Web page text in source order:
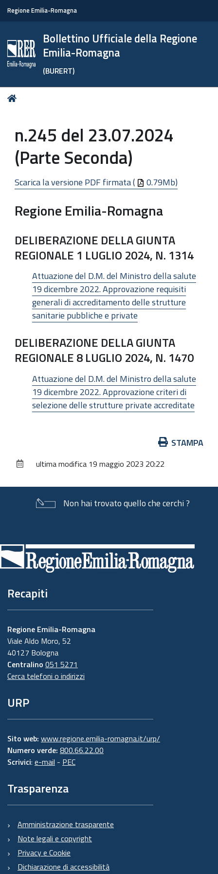
Regione Emilia-Romagna
Bollettino Ufficiale della Regione
Emilia-Romagna
(BURERT)
Tu
n.245 del 23.07.2024
(Parte Seconda)
Scarica la versione PDF firmata ( 0.79Mb)
Regione Emilia-Romagna
DELIBERAZIONE DELLA GIUNTA
REGIONALE 1 LUGLIO 2024, N. 1314
Attuazione del D.M. del Ministro della salute
19 dicembre 2022. Approvazione requisiti
generali di accreditamento delle strutture
sanitarie pubbliche e private
DELIBERAZIONE DELLA GIUNTA
REGIONALE 8 LUGLIO 2024, N. 1470
Attuazione del D.M. del Ministro della salute
19 dicembre 2022. Approvazione criteri di
selezione delle strutture private accreditate
documento
STAMPA
ultima modifica 19 maggio 2023 20:22
Non hai trovato quello che cerchi ?
di
pagina
Recapiti
Regione Emilia-Romagna
Viale Aldo Moro, 52
40127 Bologna
Centralino 051 5271
Cerca telefoni o indirizzi
URP
Sito web: www.regione.emilia-romagna.it/urp/
Numero verde: 800.66.22.00
Scrivici: e-mail - PEC
Trasparenza
Amministrazione trasparente
Note legali e copyright
Privacy e Cookie
Dichiarazione di accessibilità